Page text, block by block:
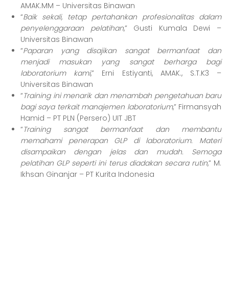
AMAK.MM – Universitas Binawan
“Baik sekali, tetap pertahankan profesionalitas dalam
penyelenggaraan pelatihan,” Gusti Kumala Dewi –
Universitas Binawan
“Paparan yang disajikan sangat bermanfaat dan
menjadi masukan yang sangat berharga bagi
laboratorium kami,” Erni Estiyanti, AMAK., S.T.K3 –
Universitas Binawan
“Training ini menarik dan menambah pengetahuan baru
bagi saya terkait manajemen laboratorium,” Firmansyah
Hamid – PT PLN (Persero) UIT JBT
“Training sangat bermanfaat dan membantu
memahami penerapan GLP di laboratorium. Materi
disampaikan dengan jelas dan mudah. Semoga
pelatihan GLP seperti ini terus diadakan secara rutin,” M.
Ikhsan Ginanjar – PT Kurita Indonesia